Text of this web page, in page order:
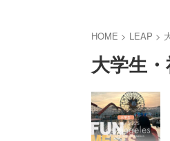
HOME > LEAP >
大学生